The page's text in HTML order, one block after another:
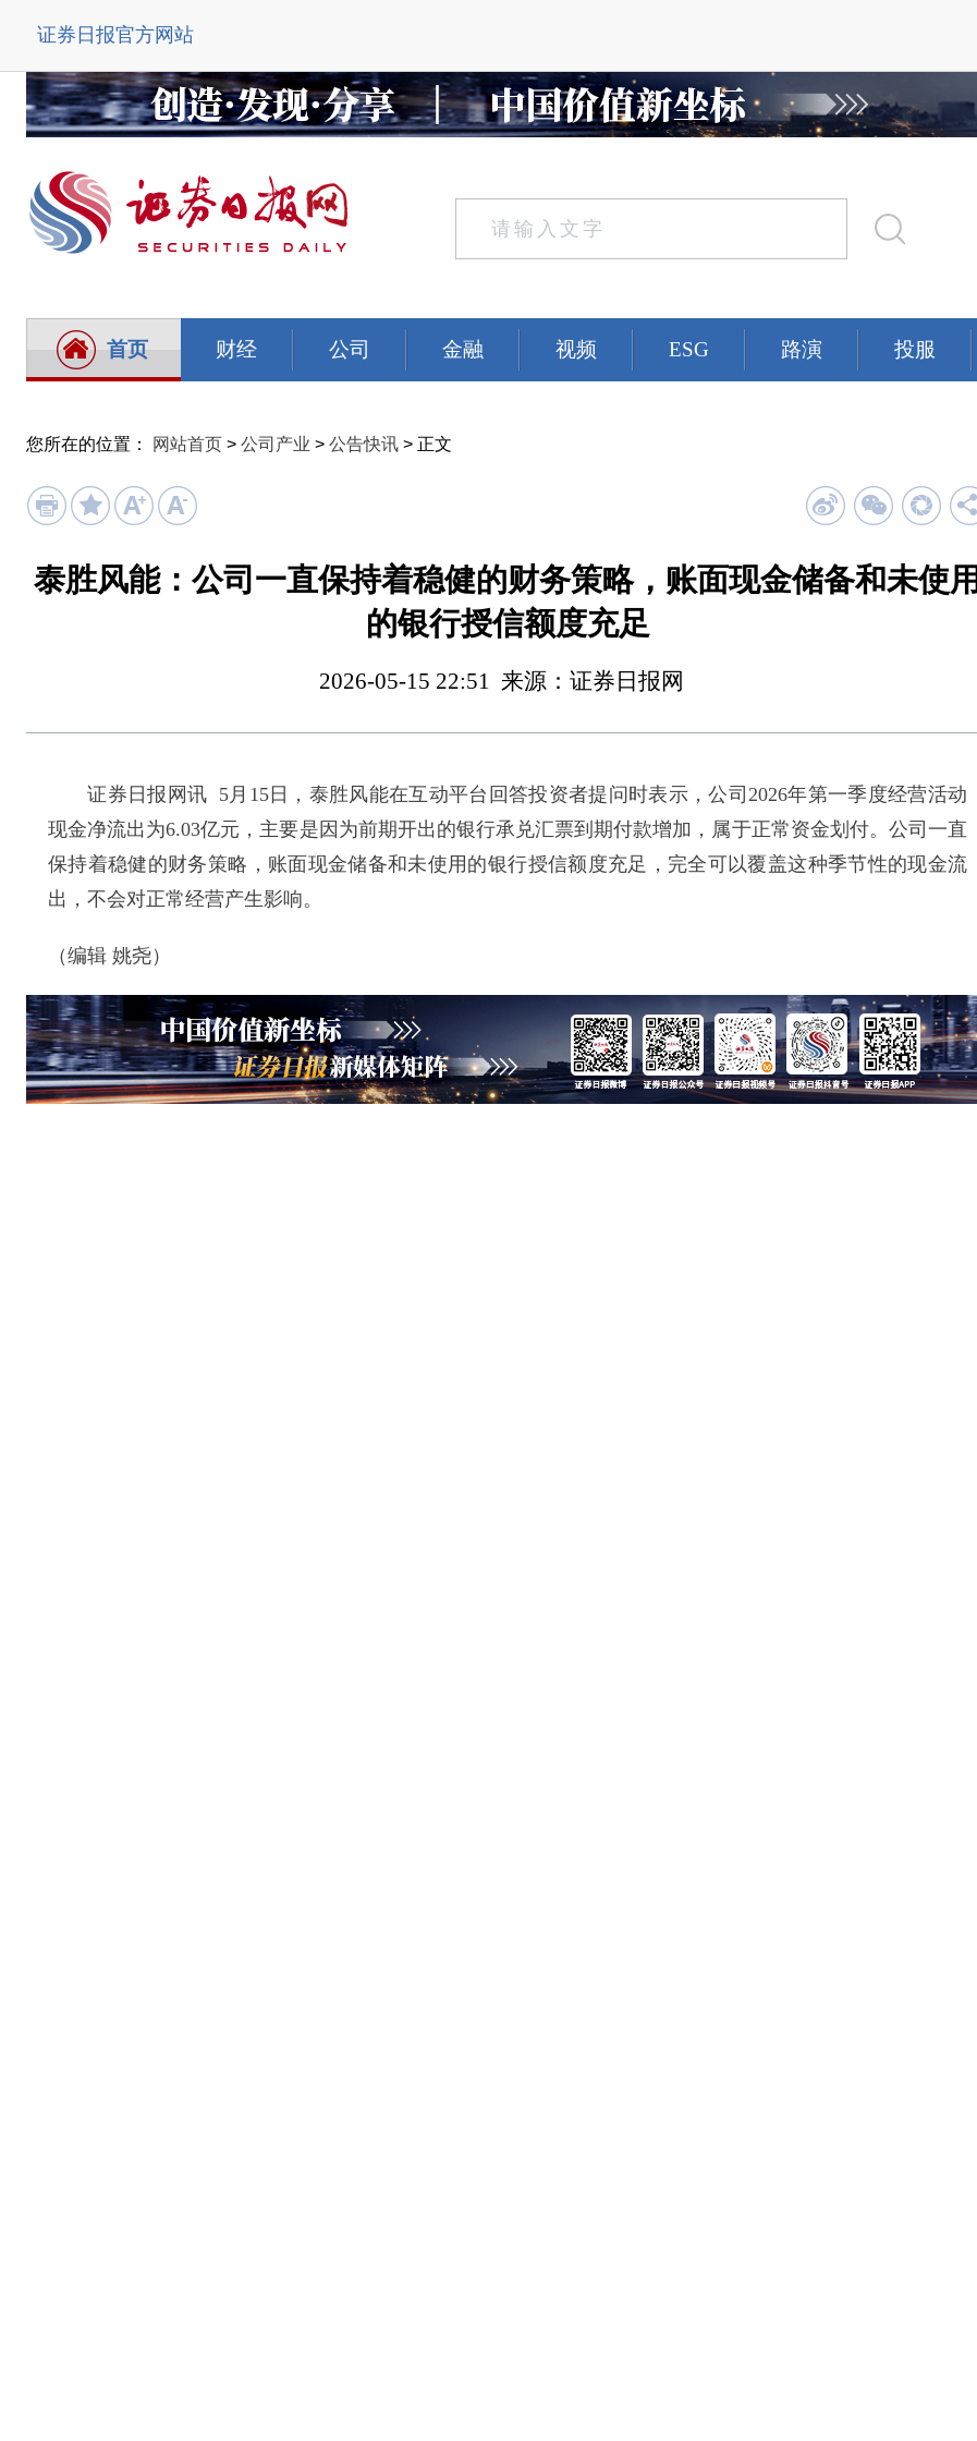
证券日报官方网站
首页 财经 公司 金融 视频 ESG 路演 投服
您所在的位置： 网站首页 > 公司产业 > 公告快讯 > 正文
泰胜风能：公司一直保持着稳健的财务策略，账面现金储备和未使用
的银行授信额度充足
2026-05-15 22:51 来源：证券日报网
证券日报网讯 5月15日，泰胜风能在互动平台回答投资者提问时表示，公司2026年第一季度经营活动
现金净流出为6.03亿元，主要是因为前期开出的银行承兑汇票到期付款增加，属于正常资金划付。公司一直
保持着稳健的财务策略，账面现金储备和未使用的银行授信额度充足，完全可以覆盖这种季节性的现金流
出，不会对正常经营产生影响。
（编辑 姚尧）